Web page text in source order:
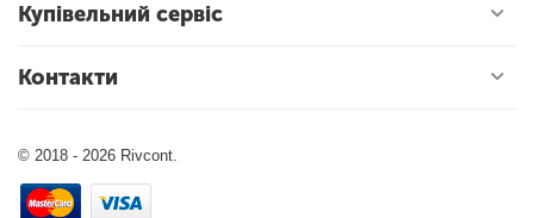
Купівельний сервіс
Контакти
© 2018 - 2026 Rivcont.